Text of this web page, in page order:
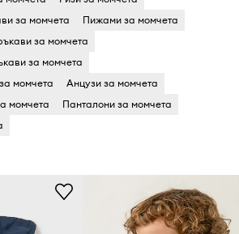
за момчета
Пижами за момчета
за момчета
за момчета
момчета
Анцузи за момчета
момчета
Панталони за момчета